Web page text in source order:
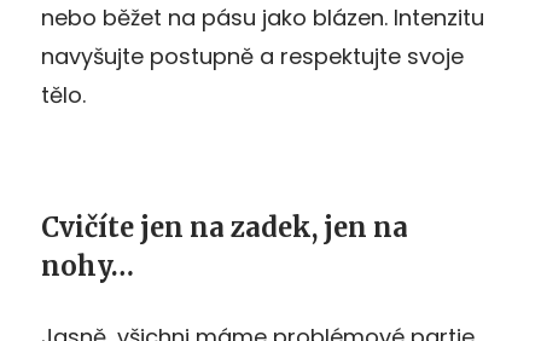
nebo běžet na pásu jako blázen. Intenzitu
navyšujte postupně a respektujte svoje
tělo.
Cvičíte jen na zadek, jen na
nohy…